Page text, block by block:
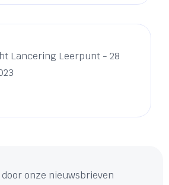
Lancering Leerpunt - 28
onze nieuwsbrieven